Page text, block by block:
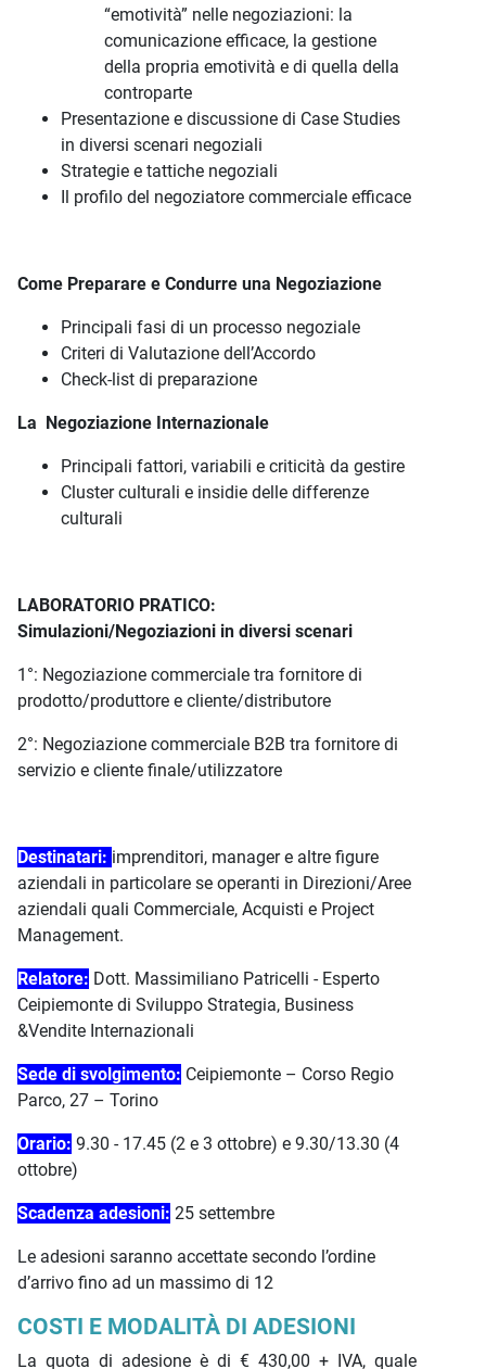
“emotività” nelle negoziazioni: la
comunicazione efficace, la gestione
della propria emotività e di quella della
controparte
Presentazione e discussione di Case Studies
in diversi scenari negoziali
Strategie e tattiche negoziali
Il profilo del negoziatore commerciale efficace
Come Preparare e Condurre una Negoziazione
Principali fasi di un processo negoziale
Criteri di Valutazione dell’Accordo
Check-list di preparazione
La Negoziazione Internazionale
Principali fattori, variabili e criticità da gestire
Cluster culturali e insidie delle differenze
culturali
LABORATORIO PRATICO:
Simulazioni/Negoziazioni in diversi scenari
1°: Negoziazione commerciale tra fornitore di
prodotto/produttore e cliente/distributore
2°: Negoziazione commerciale B2B tra fornitore di
servizio e cliente finale/utilizzatore
Destinatari: imprenditori, manager e altre figure
aziendali in particolare se operanti in Direzioni/Aree
aziendali quali Commerciale, Acquisti e Project
Management.
Relatore: Dott. Massimiliano Patricelli - Esperto
Ceipiemonte di Sviluppo Strategia, Business
&Vendite Internazionali
Sede di svolgimento: Ceipiemonte – Corso Regio
Parco, 27 – Torino
Orario: 9.30 - 17.45 (2 e 3 ottobre) e 9.30/13.30 (4
ottobre)
Scadenza adesioni: 25 settembre
Le adesioni saranno accettate secondo l’ordine
d’arrivo fino ad un massimo di 12
COSTI E MODALITÀ DI ADESIONI
La quota di adesione è di € 430,00 + IVA, quale